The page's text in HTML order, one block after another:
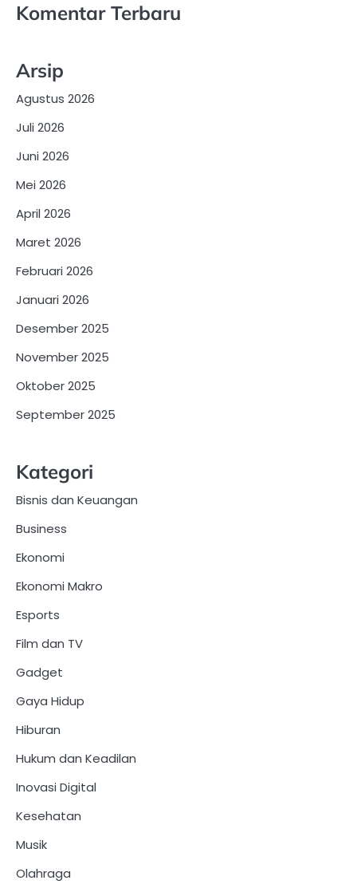
Komentar Terbaru
Arsip
Agustus 2026
Juli 2026
Juni 2026
Mei 2026
April 2026
Maret 2026
Februari 2026
Januari 2026
Desember 2025
November 2025
Oktober 2025
September 2025
Kategori
Bisnis dan Keuangan
Business
Ekonomi
Ekonomi Makro
Esports
Film dan TV
Gadget
Gaya Hidup
Hiburan
Hukum dan Keadilan
Inovasi Digital
Kesehatan
Musik
Olahraga